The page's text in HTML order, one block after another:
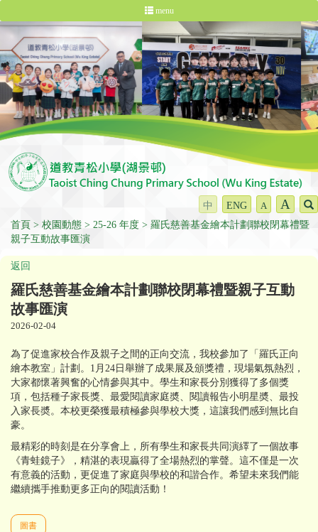
menu
中 ENG A A
首頁 校園動態 25-26 年度
羅氏慈善基金繪本計劃聯校閉幕禮暨
親子互動故事匯演
返回
羅氏慈善基金繪本計劃聯校閉幕禮暨親子互動
故事匯演
2026-02-04
為了促進家校合作及親子之間的正向交流，我校參加了「羅氏正向
繪本教室」計劃。1月24日舉辦了成果展及頒獎禮，現場氣氛熱烈，
大家都懷著興奮的心情參與其中。學生和家長分別獲得了多個獎
項，包括種子家長獎、最愛閱讀家庭奬、閱讀報告小明星奬、最投
入家長奬。本校更榮獲最積極參與學校大獎，這讓我們感到無比自
豪。
最精彩的時刻是在分享會上，所有學生和家長共同演繹了一個故事
《青蛙鏡子》，精湛的表現贏得了全場熱烈的掌聲。這不僅是一次
有意義的活動，更促進了家庭與學校的和諧合作。希望未來我們能
繼續攜手推動更多正向的閱讀活動！
圖書